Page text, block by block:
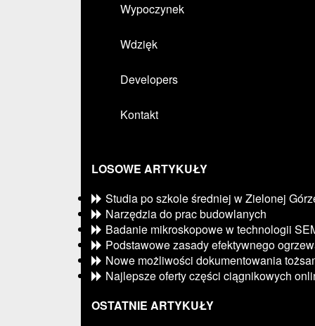
Wypoczynek
Wdzięk
Developers
Kontakt
LOSOWE ARTYKUŁY
Studia po szkole średniej w Zielonej
Narzędzia do prac budowlanych
Badanie mikroskopowe w technologii
Podstawowe zasady efektywnego
Nowe możliwości dokumentowania
Najlepsze oferty części ciągnikowych
OSTATNIE ARTYKUŁY